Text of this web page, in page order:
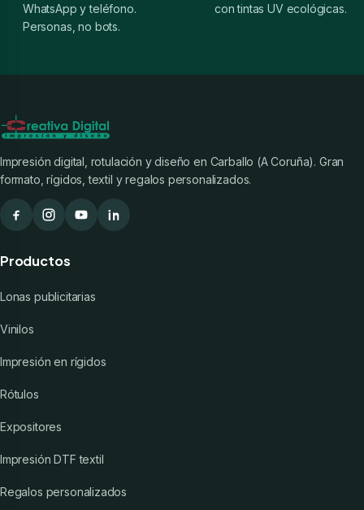
WhatsApp y teléfono.
Personas, no bots.
con tintas UV ecológicas.
Impresión digital, rotulación y diseño en Carballo (A Coruña). Gran
formato, rígidos, textil y regalos personalizados.
Productos
Lonas publicitarias
Vinilos
Impresión en rígidos
Rótulos
Expositores
Impresión DTF textil
Regalos personalizados